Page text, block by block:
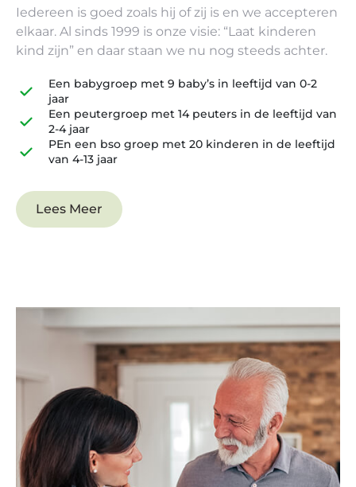
Iedereen is goed zoals hij of zij is en we accepteren
elkaar. Al sinds 1999 is onze visie: “Laat kinderen
kind zijn” en daar staan we nu nog steeds achter.
Een babygroep met 9 baby’s in leeftijd van 0-2
jaar
Een peutergroep met 14 peuters in de leeftijd van
2-4 jaar
PEn een bso groep met 20 kinderen in de leeftijd
van 4-13 jaar
Lees Meer